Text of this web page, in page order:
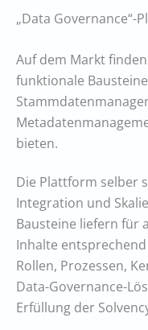
„Data Governance“-
Auf dem Markt
funktionale
bieten.
Die Plattform selber
Integration und
Bausteine liefern für
Inhalte
Rollen, Prozessen,
Data-Governance-
Erfüllung der